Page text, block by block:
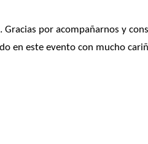
por acompañarnos y
en este evento con mucho